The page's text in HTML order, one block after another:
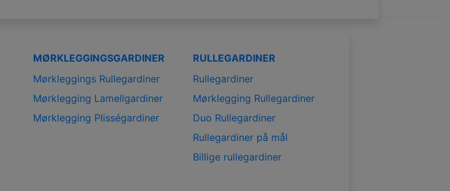
MØRKLEGGINGSGARDINER
Mørkleggings Rullegardiner
Mørklegging Lamellgardiner
Mørklegging Plisségardiner
RULLEGARDINER
Rullegardiner
Mørklegging Rullegardiner
Duo Rullegardiner
Rullegardiner på mål
Billige rullegardiner